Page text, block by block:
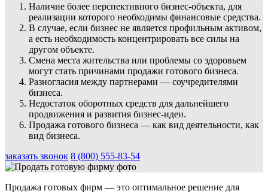
Наличие более перспективного бизнес-объекта, для
реализации которого необходимы финансовые средства.
В случае, если бизнес не является профильным активом,
а есть необходимость концентрировать все силы на
другом объекте.
Смена места жительства или проблемы со здоровьем
могут стать причинами продажи готового бизнеса.
Разногласия между партнерами — соучредителями
бизнеса.
Недостаток оборотных средств для дальнейшего
продвижения и развития бизнес-идеи.
Продажа готового бизнеса — как вид деятельности, как
вид бизнеса.
заказать звонок 8 (800) 555-83-54
Продажа готовых фирм — это оптимальное решение для